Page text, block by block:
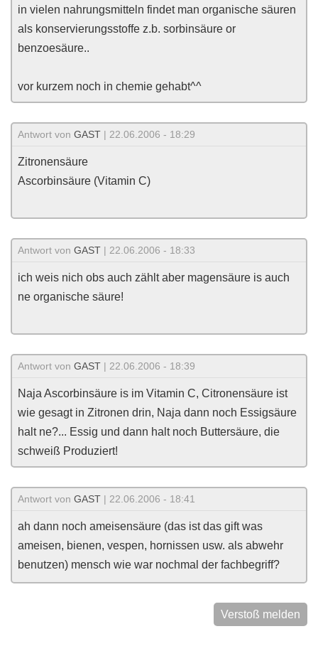
in vielen nahrungsmitteln findet man organische säuren
als konservierungsstoffe z.b. sorbinsäure or
benzoesäure..
vor kurzem noch in chemie gehabt^^
Antwort von GAST | 22.06.2006 - 18:29
Zitronensäure
Ascorbinsäure (Vitamin C)
Antwort von GAST | 22.06.2006 - 18:33
ich weis nich obs auch zählt aber magensäure is auch
ne organische säure!
Antwort von GAST | 22.06.2006 - 18:39
Naja Ascorbinsäure is im Vitamin C, Citronensäure ist
wie gesagt in Zitronen drin, Naja dann noch Essigsäure
halt ne?... Essig und dann halt noch Buttersäure, die
schweiß Produziert!
Antwort von GAST | 22.06.2006 - 18:41
ah dann noch ameisensäure (das ist das gift was
ameisen, bienen, vespen, hornissen usw. als abwehr
benutzen) mensch wie war nochmal der fachbegriff?
Verstoß melden